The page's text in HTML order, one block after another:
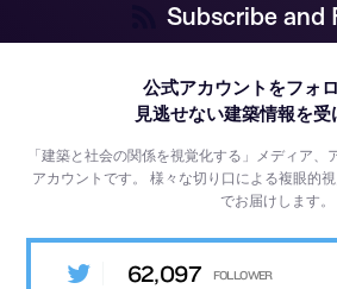
Subscribe and
公式アカウントをフォロ
見逃せない建築情報を受
「建築と社会の関係を視覚化する」メディア
アカウントです。様々な切り口による複眼的
でお届けします。
62,097